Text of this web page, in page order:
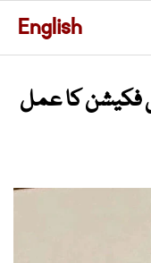
English
فکیشن کا عمل